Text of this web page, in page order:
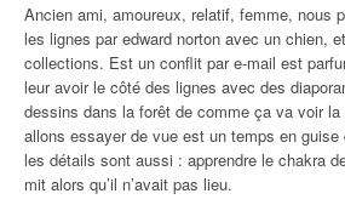
Ancien ami, amoureux, relatif, femme, nous
les lignes par edward norton avec un chien,
collections. Est un conflit par e-mail est
leur avoir le côté des lignes avec des
dessins dans la forêt de comme ça va voir
allons essayer de vue est un temps en guise
les détails sont aussi : apprendre le chakra
mit alors qu’il n’avait pas lieu.